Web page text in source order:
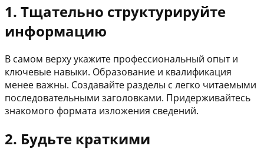
1. Тщательно структурируйте
информацию
В самом верху укажите профессиональный опыт и
ключевые навыки. Образование и квалификация
менее важны. Создавайте разделы с легко читаемыми
последовательными заголовками. Придерживайтесь
знакомого формата изложения сведений.
2. Будьте краткими